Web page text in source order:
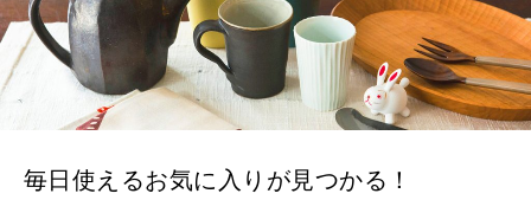
FORTUNE
明日のわたし
[12星座別] Weekly Holoscope
[12星座別] Monthly Love Holoscope
自分にやさしく
毎日使えるお気に入りが見つかる！